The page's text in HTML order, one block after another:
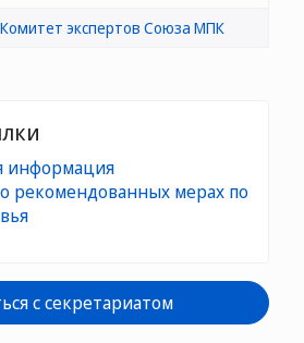
Комитет экспертов Союза МПК
информация
рекомендованных мерах по
с секретариатом